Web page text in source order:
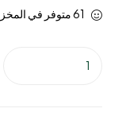
61 متوفر في المخزون